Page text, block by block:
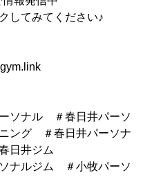
してみてください♪
ソナル　＃春日井パーソ
ング　＃春日井パーソナ
日井ジム
ナルジム　＃小牧パーソ